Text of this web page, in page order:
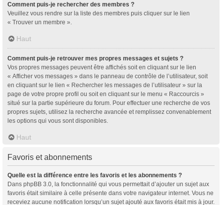
Comment puis-je rechercher des membres ?
Veuillez vous rendre sur la liste des membres puis cliquer sur le lien
« Trouver un membre ».
Haut
Comment puis-je retrouver mes propres messages et sujets ?
Vos propres messages peuvent être affichés soit en cliquant sur le lien
« Afficher vos messages » dans le panneau de contrôle de l’utilisateur, soit
en cliquant sur le lien « Rechercher les messages de l’utilisateur » sur la
page de votre propre profil ou soit en cliquant sur le menu « Raccourcis »
situé sur la partie supérieure du forum. Pour effectuer une recherche de vos
propres sujets, utilisez la recherche avancée et remplissez convenablement
les options qui vous sont disponibles.
Haut
Favoris et abonnements
Quelle est la différence entre les favoris et les abonnements ?
Dans phpBB 3.0, la fonctionnalité qui vous permettait d’ajouter un sujet aux
favoris était similaire à celle présente dans votre navigateur internet. Vous ne
receviez aucune notification lorsqu’un sujet ajouté aux favoris était mis à jour.